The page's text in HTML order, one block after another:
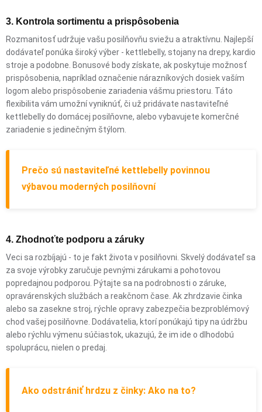
3. Kontrola sortimentu a prispôsobenia
Rozmanitosť udržuje vašu posilňovňu sviežu a atraktívnu. Najlepší
dodávateľ ponúka široký výber - kettlebelly, stojany na drepy, kardio
stroje a podobne. Bonusové body získate, ak poskytuje možnosť
prispôsobenia, napríklad označenie nárazníkových dosiek vaším
logom alebo prispôsobenie zariadenia vášmu priestoru. Táto
flexibilita vám umožní vyniknúť, či už pridávate nastaviteľné
kettlebelly do domácej posilňovne, alebo vybavujete komerčné
zariadenie s jedinečným štýlom.
Prečo sú nastaviteľné kettlebelly povinnou
výbavou moderných posilňovní
4. Zhodnoťte podporu a záruky
Veci sa rozbíjajú - to je fakt života v posilňovni. Skvelý dodávateľ sa
za svoje výrobky zaručuje pevnými zárukami a pohotovou
popredajnou podporou. Pýtajte sa na podrobnosti o záruke,
opravárenských službách a reakčnom čase. Ak zhrdzavie činka
alebo sa zasekne stroj, rýchle opravy zabezpečia bezproblémový
chod vašej posilňovne. Dodávatelia, ktorí ponúkajú tipy na údržbu
alebo rýchlu výmenu súčiastok, ukazujú, že im ide o dlhodobú
spoluprácu, nielen o predaj.
Ako odstrániť hrdzu z činky: Ako na to?